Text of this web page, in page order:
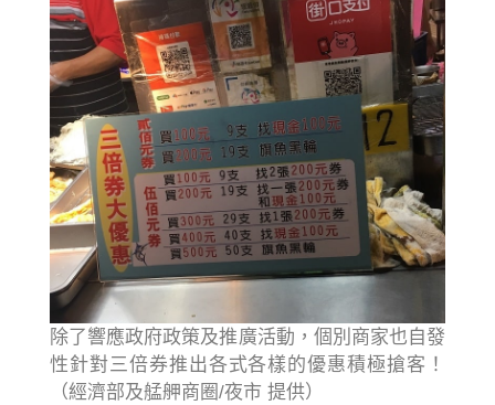
除了響應政府政策及推廣活動，個別商家也自發
性針對三倍券推出各式各樣的優惠積極搶客！
（經濟部及艋舺商圈/夜市 提供）